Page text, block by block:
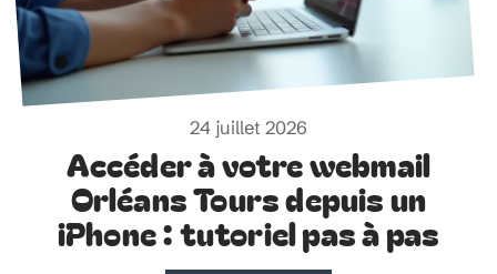
24 juillet 2026
Accéder à votre webmail
Orléans Tours depuis un
iPhone : tutoriel pas à pas